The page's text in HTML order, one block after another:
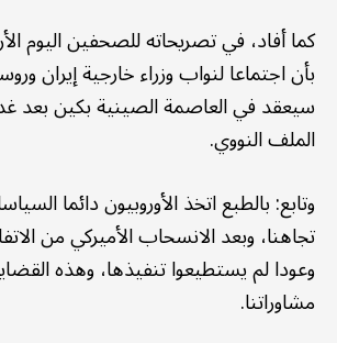
كما أفاد، في تصريحاته للصحفين اليوم
بأن اجتماعا لنواب وزراء خارجية إيران
سيعقد في العاصمة الصينية بكين بعد
الملف النووي.
وتابع: بالطبع اتخذ الأوروبیون دائما
تجاهنا، وبعد الانسحاب الأميرکي من
وعودا لم یستطیعوا تنفیذها، وهذه
مشاوراتنا.